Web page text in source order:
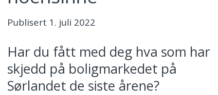
Publisert 1. juli 2022
Har du fått med deg hva som har
skjedd på boligmarkedet på
Sørlandet de siste årene?